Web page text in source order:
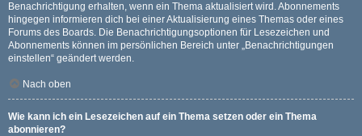
Benachrichtigung erhalten, wenn ein Thema aktualisiert wird. Abonnements
hingegen informieren dich bei einer Aktualisierung eines Themas oder eines
Forums des Boards. Die Benachrichtigungsoptionen für Lesezeichen und
Abonnements können im persönlichen Bereich unter „Benachrichtigungen
einstellen“ geändert werden.
Nach oben
Wie kann ich ein Lesezeichen auf ein Thema setzen oder ein Thema
abonnieren?